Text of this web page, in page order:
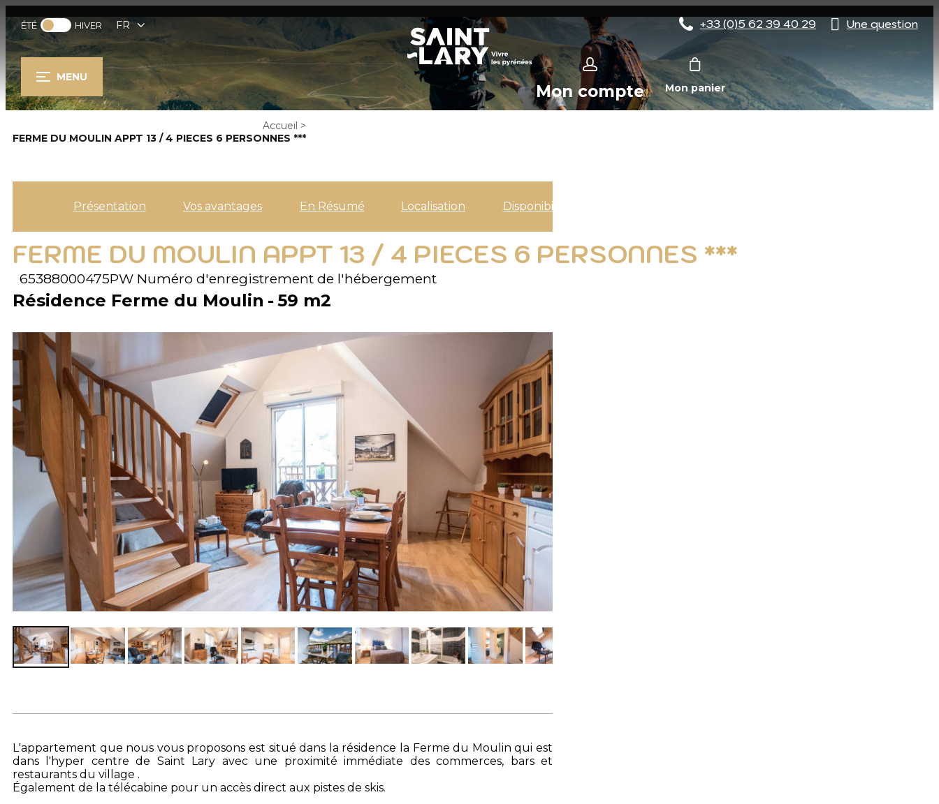
ÉTÉ HIVER FR +33 (0)5 62 39 40 29 Une question
MENU
Mon compte Mon panier
Accueil >
FERME DU MOULIN APPT 13 / 4 PIECES 6 PERSONNES ***
Présentation Vos avantages En Résumé Localisation Disponibilités
FERME DU MOULIN APPT 13 / 4 PIECES 6 PERSONNES ***
65388000475PW Numéro d'enregistrement de l'hébergement
Résidence Ferme du Moulin 59 m2
L'appartement que nous vous proposons est situé dans la résidence la Ferme du Moulin qui est
dans l'hyper centre de Saint Lary avec une proximité immédiate des commerces, bars et
restaurants du village .
Également de la télécabine pour un accès direct aux pistes de skis.